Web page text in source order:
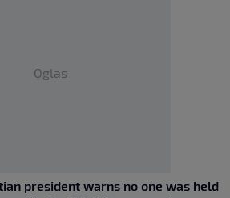
Oglas
president warns no one was held